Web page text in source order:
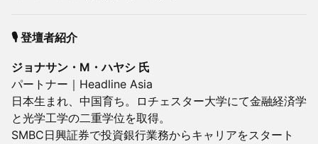
🎙️ 登壇者紹介
ジョナサン・M・ハヤシ 氏
パートナー｜Headline Asia
日本生まれ、中国育ち。ロチェスター大学にて金融経済学
と光学工学の二重学位を取得。
SMBC日興証券で投資銀行業務からキャリアをスタート